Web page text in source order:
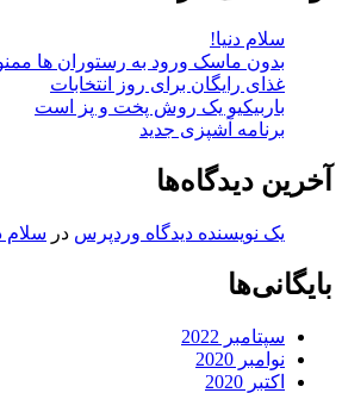
سلام دنیا!
بدون ماسک ورود به رستوران ها
غذای رایگان برای روز انتخابات
باربیکیو یک روش پخت و پز است
برنامه آشپزی جدید
آخرین دیدگاه‌ها
یک نویسنده دیدگاه وردپرس در سلام
بایگانی‌ها
سپتامبر 2022
نوامبر 2020
اکتبر 2020